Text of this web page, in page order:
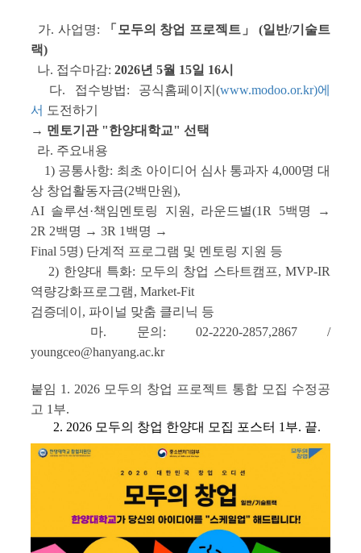
가. 사업명:
「모두의 창업 프로젝트」 (일반/기술트
랙)
나. 접수마감: 2026년 5월 15일 16시
다. 접수방법: 공식홈페이지(www.modoo.or.kr)에
서 도전하기
→ 멘토기관 "한양대학교" 선택
라. 주요내용
1) 공통사항: 최초 아이디어 심사 통과자 4,000명 대
상 창업활동자금(2백만원),
AI 솔루션·책임멘토링 지원, 라운드별(1R 5백명 →
2R 2백명 → 3R 1백명 →
Final 5명) 단계적 프로그램 및 멘토링 지원 등
2) 한양대 특화: 모두의 창업 스타트캠프, MVP-IR
역량강화프로그램, Market-Fit
검증데이, 파이널 맞춤 클리닉 등
마. 문의: 02-2220-2857,2867 /
youngceo@hanyang.ac.kr
붙임 1. 2026 모두의 창업 프로젝트 통합 모집 수정공
고 1부.
2. 2026 모두의 창업 한양대 모집 포스터 1부. 끝.